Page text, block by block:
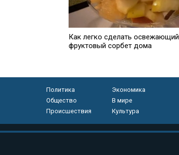
Как легко сделать освежающий
фруктовый сорбет дома
Политика
Экономика
Общество
В мире
Происшествия
Культура